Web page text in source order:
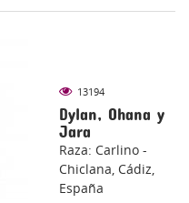
13194
Dylan, Ohana y
Jara
Raza: Carlino -
Chiclana, Cádiz,
España